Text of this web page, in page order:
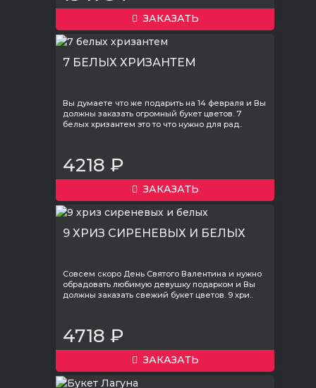
ЗАКАЗАТЬ
7 БЕЛЫХ ХРИЗАНТЕМ
Вы думаете что же подарить на 14 февраля и Вы
должны заказать огромный букет цветов. 7
белых хризантем это то что нужно для рад..
4218 ₽
ЗАКАЗАТЬ
9 ХРИЗ СИРЕНЕВЫХ И БЕЛЫХ
Совсем скоро День Святого Валентина и нужно
обрадовать любимую девушку подарком и Вы
должны заказать свежий букет цветов. 9 хри..
4718 ₽
ЗАКАЗАТЬ